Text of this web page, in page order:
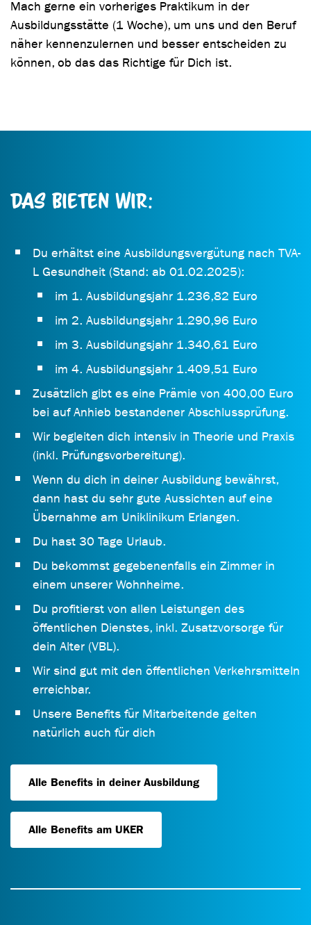
Mach gerne ein vorheriges Praktikum in der
Ausbildungsstätte (1 Woche), um uns und den Beruf
näher kennenzulernen und besser entscheiden zu
können, ob das das Richtige für Dich ist.
Das bieten wir:
Du erhältst eine Ausbildungsvergütung nach TVA-
L Gesundheit (Stand: ab 01.02.2025):
im 1. Ausbildungsjahr 1.236,82 Euro
im 2. Ausbildungsjahr 1.290,96 Euro
im 3. Ausbildungsjahr 1.340,61 Euro
im 4. Ausbildungsjahr 1.409,51 Euro
Zusätzlich gibt es eine Prämie von 400,00 Euro
bei auf Anhieb bestandener Abschlussprüfung.
Wir begleiten dich intensiv in Theorie und Praxis
(inkl. Prüfungsvorbereitung).
Wenn du dich in deiner Ausbildung bewährst,
dann hast du sehr gute Aussichten auf eine
Übernahme am Uniklinikum Erlangen.
Du hast 30 Tage Urlaub.
Du bekommst gegebenenfalls ein Zimmer in
einem unserer Wohnheime.
Du profitierst von allen Leistungen des
öffentlichen Dienstes, inkl. Zusatzvorsorge für
dein Alter (VBL).
Wir sind gut mit den öffentlichen Verkehrsmitteln
erreichbar.
Unsere Benefits für Mitarbeitende gelten
natürlich auch für dich
Alle Benefits in deiner Ausbildung
Alle Benefits am UKER